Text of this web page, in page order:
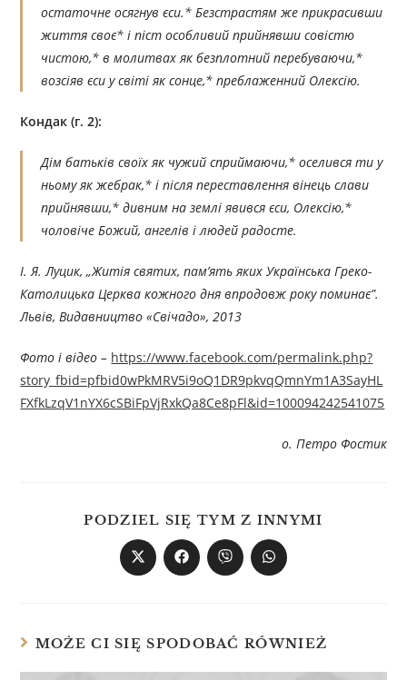
остаточне осягнув єси.* Безстрастям же прикрасивши
життя своє* і піст особливий прийнявши совістю
чистою,* в молитвах як безплотний перебуваючи,*
возсіяв єси у світі як сонце,* преблаженний Олексію.
Кондак (г. 2):
Дім батьків своїх як чужий сприймаючи,* оселився ти у
ньому як жебрак,* і після переставлення вінець слави
прийнявши,* дивним на землі явився єси, Олексію,*
чоловіче Божий, ангелів і людей радосте.
І. Я. Луцик, „Житія святих, пам’ять яких Українська Греко-
Католицька Церква кожного дня впродовж року поминає”.
Львів, Видавництво «Свічадо», 2013
Фото і відео – https://www.facebook.com/permalink.php?
story_fbid=pfbid0wPkMRV5i9oQ1DR9pkvqQmnYm1A3SayHL
FXfkLzqV1nYX6cSBiFpVjRxkQa8Ce8pFl&id=100094242541075
о. Петро Фостик
PODZIEL SIĘ TYM Z INNYMI
MOŻE CI SIĘ SPODOBAĆ RÓWNIEŻ